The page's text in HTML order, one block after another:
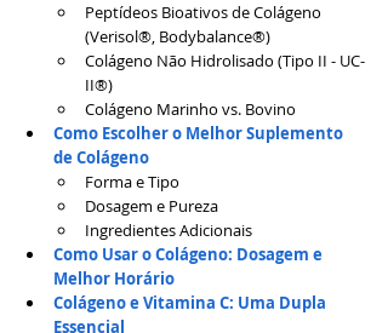
Peptídeos Bioativos de Colágeno
(Verisol®, Bodybalance®)
Colágeno Não Hidrolisado (Tipo II - UC-
II®)
Colágeno Marinho vs. Bovino
Como Escolher o Melhor Suplemento
de Colágeno
Forma e Tipo
Dosagem e Pureza
Ingredientes Adicionais
Como Usar o Colágeno: Dosagem e
Melhor Horário
Colágeno e Vitamina C: Uma Dupla
Essencial